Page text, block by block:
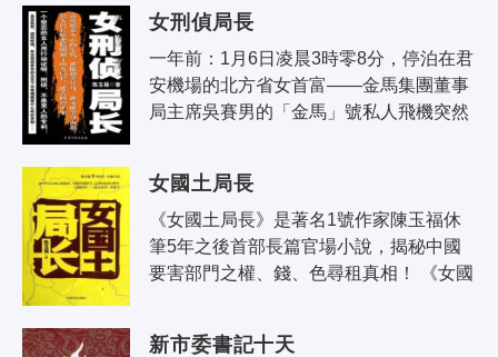
女刑偵局長
一年前：1月6日凌晨3時零8分，停泊在君
安機場的北方省女首富——金馬集團董事
局主席吳賽男的「金馬」號私人飛機突然
女國土局長
《女國土局長》是著名1號作家陳玉福休
筆5年之後首部長篇官場小說，揭秘中國
要害部門之權、錢、色尋租真相！ 《女國
新市委書記十天